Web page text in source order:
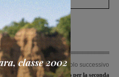
Articolo successivo
Squadre in campo per la seconda